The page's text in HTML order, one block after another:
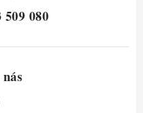
509 080